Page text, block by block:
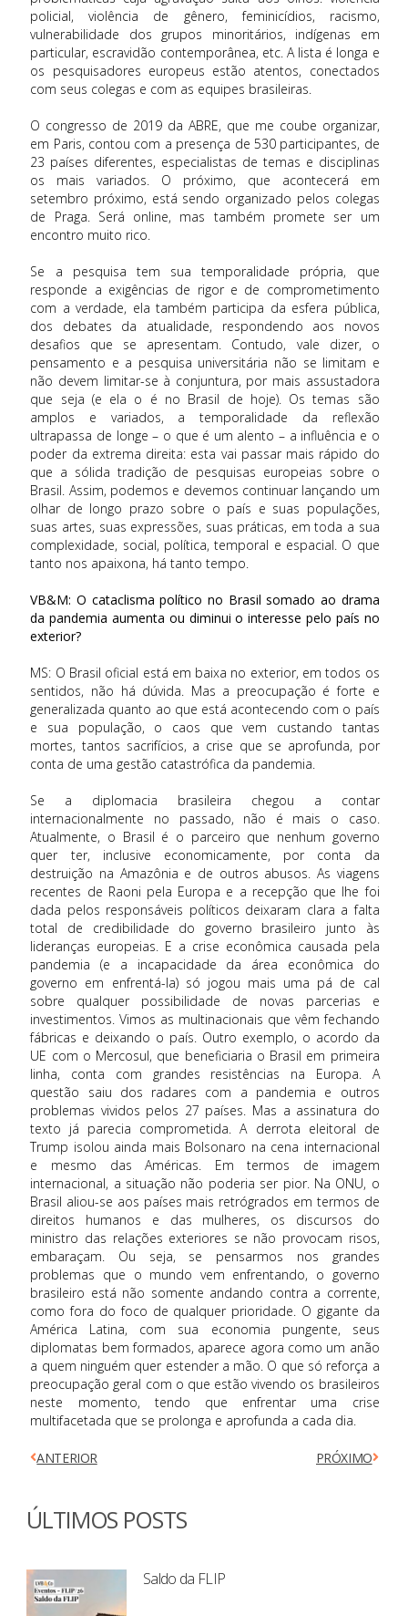
policial, violência de gênero, feminicídios, racismo,
vulnerabilidade dos grupos minoritários, indígenas em
particular, escravidão contemporânea, etc. A lista é longa e
os pesquisadores europeus estão atentos, conectados
com seus colegas e com as equipes brasileiras.
O congresso de 2019 da ABRE, que me coube organizar,
em Paris, contou com a presença de 530 participantes, de
23 países diferentes, especialistas de temas e disciplinas
os mais variados. O próximo, que acontecerá em
setembro próximo, está sendo organizado pelos colegas
de Praga. Será online, mas também promete ser um
encontro muito rico.
Se a pesquisa tem sua temporalidade própria, que
responde a exigências de rigor e de comprometimento
com a verdade, ela também participa da esfera pública,
dos debates da atualidade, respondendo aos novos
desafios que se apresentam. Contudo, vale dizer, o
pensamento e a pesquisa universitária não se limitam e
não devem limitar-se à conjuntura, por mais assustadora
que seja (e ela o é no Brasil de hoje). Os temas são
amplos e variados, a temporalidade da reflexão
ultrapassa de longe – o que é um alento – a influência e o
poder da extrema direita: esta vai passar mais rápido do
que a sólida tradição de pesquisas europeias sobre o
Brasil. Assim, podemos e devemos continuar lançando um
olhar de longo prazo sobre o país e suas populações,
suas artes, suas expressões, suas práticas, em toda a sua
complexidade, social, política, temporal e espacial. O que
tanto nos apaixona, há tanto tempo.
VB&M: O cataclisma político no Brasil somado ao drama
da pandemia aumenta ou diminui o interesse pelo país no
exterior?
MS: O Brasil oficial está em baixa no exterior, em todos os
sentidos, não há dúvida. Mas a preocupação é forte e
generalizada quanto ao que está acontecendo com o país
e sua população, o caos que vem custando tantas
mortes, tantos sacrifícios, a crise que se aprofunda, por
conta de uma gestão catastrófica da pandemia.
Se a diplomacia brasileira chegou a contar
internacionalmente no passado, não é mais o caso.
Atualmente, o Brasil é o parceiro que nenhum governo
quer ter, inclusive economicamente, por conta da
destruição na Amazônia e de outros abusos. As viagens
recentes de Raoni pela Europa e a recepção que lhe foi
dada pelos responsáveis políticos deixaram clara a falta
total de credibilidade do governo brasileiro junto às
lideranças europeias. E a crise econômica causada pela
pandemia (e a incapacidade da área econômica do
governo em enfrentá-la) só jogou mais uma pá de cal
sobre qualquer possibilidade de novas parcerias e
investimentos. Vimos as multinacionais que vêm fechando
fábricas e deixando o país. Outro exemplo, o acordo da
UE com o Mercosul, que beneficiaria o Brasil em primeira
linha, conta com grandes resistências na Europa. A
questão saiu dos radares com a pandemia e outros
problemas vividos pelos 27 países. Mas a assinatura do
texto já parecia comprometida. A derrota eleitoral de
Trump isolou ainda mais Bolsonaro na cena internacional
e mesmo das Américas. Em termos de imagem
internacional, a situação não poderia ser pior. Na ONU, o
Brasil aliou-se aos países mais retrógrados em termos de
direitos humanos e das mulheres, os discursos do
ministro das relações exteriores se não provocam risos,
embaraçam. Ou seja, se pensarmos nos grandes
problemas que o mundo vem enfrentando, o governo
brasileiro está não somente andando contra a corrente,
como fora do foco de qualquer prioridade. O gigante da
América Latina, com sua economia pungente, seus
diplomatas bem formados, aparece agora como um anão
a quem ninguém quer estender a mão. O que só reforça a
preocupação geral com o que estão vivendo os brasileiros
neste momento, tendo que enfrentar uma crise
multifacetada que se prolonga e aprofunda a cada dia.
ANTERIOR PRÓXIMO
ÚLTIMOS POSTS
Saldo da FLIP